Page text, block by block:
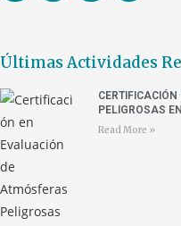
Últimas Actividades
PELIGROSAS
Read More »